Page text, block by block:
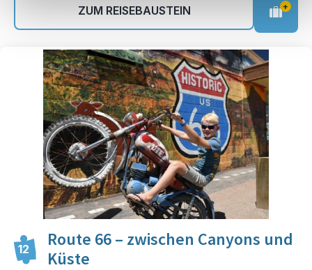
ZUM REISEBAUSTEIN +
12
Route 66 – zwischen Canyons und
Küste